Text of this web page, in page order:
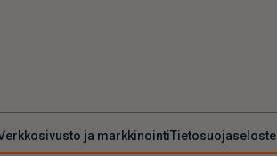
ja markkinointiTietosuojaseloste